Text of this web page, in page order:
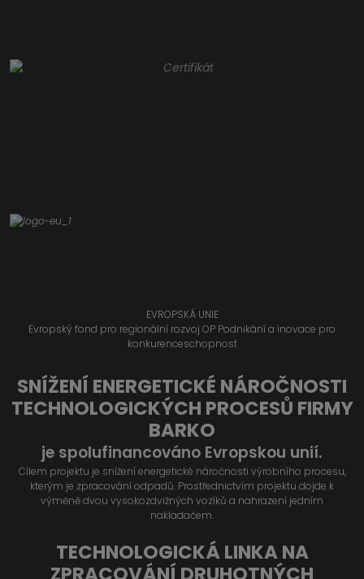
EVROPSKÁ UNIE
Evropský fond pro regionální rozvoj OP Podnikání a inovace pro
konkurenceschopnost
SNÍŽENÍ ENERGETICKÉ NÁROČNOSTI
TECHNOLOGICKÝCH PROCESŮ FIRMY
BARKO
je spolufinancováno Evropskou unií.
Cílem projektu je snížení energetické náročnosti výrobního procesu,
kterým je zpracování odpadů. Prostřednictvím projektu dojde k
výměně dvou vysokozdvižných vozíků a nahrazení jedním
nakladačem.
TECHNOLOGICKÁ LINKA NA